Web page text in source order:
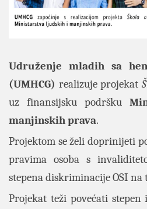
Udruženje mladih sa
(UMHCG) realizuje projekat
uz finansijsku podršku
manjinskih prava.
Projektom se želi doprinijeti
pravima osoba s
stepena diskriminacije OSI
Projekat teži povećati